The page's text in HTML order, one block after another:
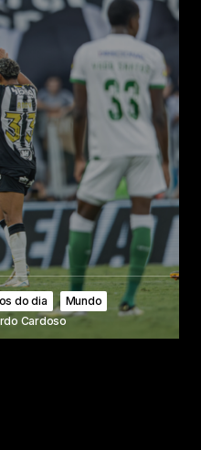
do dia
Mundo
Cardoso